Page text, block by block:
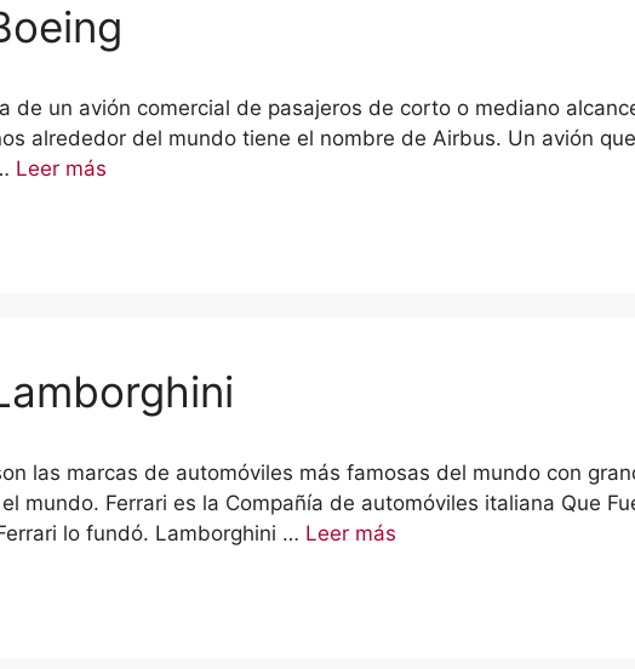
de un avión comercial de pasajeros de corto o mediano
alrededor del mundo tiene el nombre de Airbus. Un avión
Leer más
las marcas de automóviles más famosas del mundo con
mundo. Ferrari es la Compañía de automóviles italiana Que
lo fundó. Lamborghini … Leer más